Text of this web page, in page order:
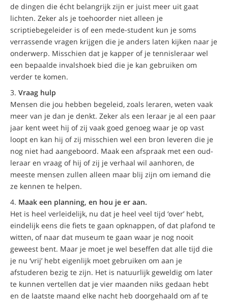
de dingen die écht belangrijk zijn er juist meer uit gaat
lichten. Zeker als je toehoorder niet alleen je
scriptiebegeleider is of een mede-student kun je soms
verrassende vragen krijgen die je anders laten kijken naar je
onderwerp. Misschien dat je kapper of je tennisleraar wel
een bepaalde invalshoek bied die je kan gebruiken om
verder te komen.
Vraag hulp
Mensen die jou hebben begeleid, zoals leraren, weten vaak
meer van je dan je denkt. Zeker als een leraar je al een paar
jaar kent weet hij of zij vaak goed genoeg waar je op vast
loopt en kan hij of zij misschien wel een bron leveren die je
nog niet had aangeboord. Maak een afspraak met een oud-
leraar en vraag of hij of zij je verhaal wil aanhoren, de
meeste mensen zullen alleen maar blij zijn om iemand die
ze kennen te helpen.
Maak een planning, en hou je er aan.
Het is heel verleidelijk, nu dat je heel veel tijd ‘over’ hebt,
eindelijk eens die fiets te gaan opknappen, of dat plafond te
witten, of naar dat museum te gaan waar je nog nooit
geweest bent. Maar je moet je wel beseffen dat alle tijd die
je nu ‘vrij’ hebt eigenlijk moet gebruiken om aan je
afstuderen bezig te zijn. Het is natuurlijk geweldig om later
te kunnen vertellen dat je vier maanden niks gedaan hebt
en de laatste maand elke nacht heb doorgehaald om af te